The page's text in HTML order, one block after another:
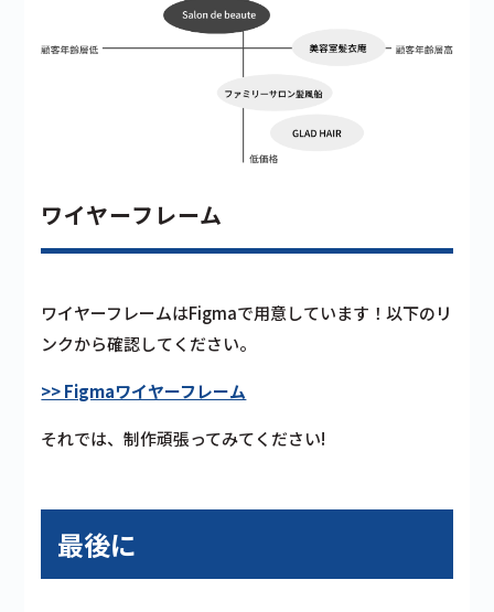
ワイヤーフレーム
ワイヤーフレームはFigmaで用意しています！以下のリ
ンクから確認してください。
>> Figmaワイヤーフレーム
それでは、制作頑張ってみてください!
最後に